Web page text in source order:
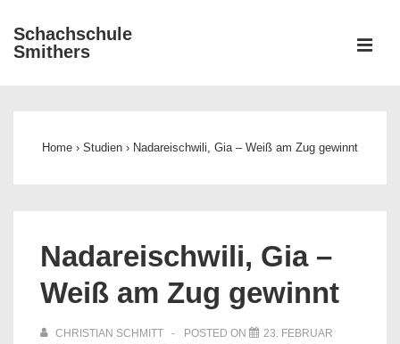
Zum
Inhalt
Schachschule
Smithers
Home › Studien › Nadareischwili, Gia – Weiß am Zug gewinnt
Nadareischwili, Gia –
Weiß am Zug gewinnt
CHRISTIAN SCHMITT POSTED ON
23. FEBRUAR